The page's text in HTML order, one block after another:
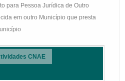
para Pessoa Jurídica de Outro
em outro Município que presta
CNAE